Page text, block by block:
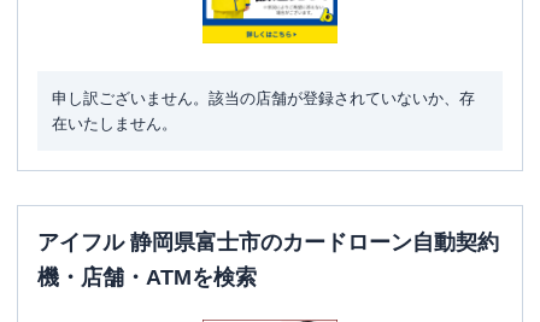
申し訳ございません。該当の店舗が登録されていないか、存
在いたしません。
アイフル 静岡県富士市のカードローン自動契約
機・店舗・ATMを検索